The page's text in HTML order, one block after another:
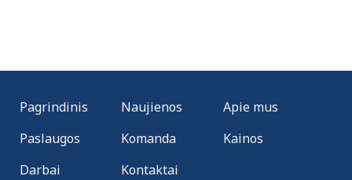
Pagrindinis Naujienos
Apie mus
Paslaugos
Komanda
Kainos
Darbai
Kontaktai